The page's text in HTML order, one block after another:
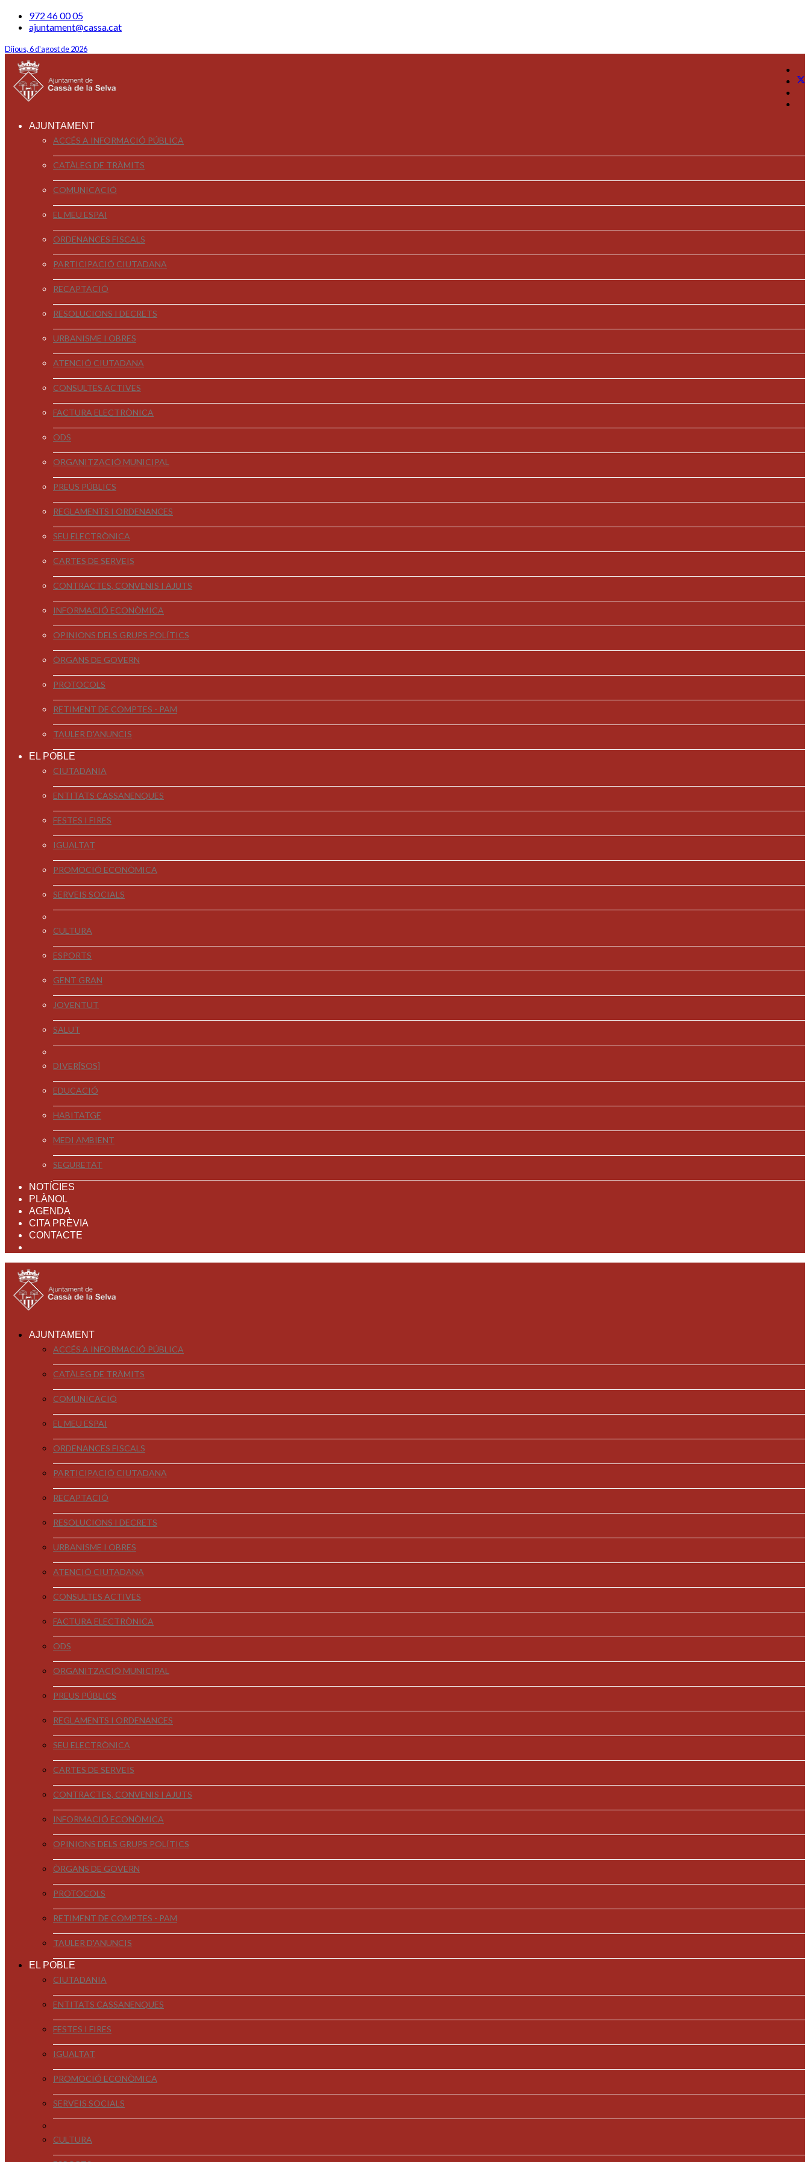
972 46 00 05
ajuntament@cassa.cat
Dijous, 6 d'agost de 2026
AJUNTAMENT
ACCÉS A INFORMACIÓ PÚBLICA
CATÀLEG DE TRÀMITS
COMUNICACIÓ
EL MEU ESPAI
ORDENANCES FISCALS
PARTICIPACIÓ CIUTADANA
RECAPTACIÓ
RESOLUCIONS I DECRETS
URBANISME I OBRES
ATENCIÓ CIUTADANA
CONSULTES ACTIVES
FACTURA ELECTRÒNICA
ODS
ORGANITZACIÓ MUNICIPAL
PREUS PÚBLICS
REGLAMENTS I ORDENANCES
SEU ELECTRÒNICA
CARTES DE SERVEIS
CONTRACTES, CONVENIS I AJUTS
INFORMACIÓ ECONÒMICA
OPINIONS DELS GRUPS POLÍTICS
ÒRGANS DE GOVERN
PROTOCOLS
RETIMENT DE COMPTES - PAM
TAULER D'ANUNCIS
EL POBLE
CIUTADANIA
ENTITATS CASSANENQUES
FESTES I FIRES
IGUALTAT
PROMOCIÓ ECONÒMICA
SERVEIS SOCIALS
CULTURA
ESPORTS
GENT GRAN
JOVENTUT
SALUT
DIVER[SOS]
EDUCACIÓ
HABITATGE
MEDI AMBIENT
SEGURETAT
NOTÍCIES
PLÀNOL
AGENDA
CITA PRÈVIA
CONTACTE
AJUNTAMENT
ACCÉS A INFORMACIÓ PÚBLICA
CATÀLEG DE TRÀMITS
COMUNICACIÓ
EL MEU ESPAI
ORDENANCES FISCALS
PARTICIPACIÓ CIUTADANA
RECAPTACIÓ
RESOLUCIONS I DECRETS
URBANISME I OBRES
ATENCIÓ CIUTADANA
CONSULTES ACTIVES
FACTURA ELECTRÒNICA
ODS
ORGANITZACIÓ MUNICIPAL
PREUS PÚBLICS
REGLAMENTS I ORDENANCES
SEU ELECTRÒNICA
CARTES DE SERVEIS
CONTRACTES, CONVENIS I AJUTS
INFORMACIÓ ECONÒMICA
OPINIONS DELS GRUPS POLÍTICS
ÒRGANS DE GOVERN
PROTOCOLS
RETIMENT DE COMPTES - PAM
TAULER D'ANUNCIS
EL POBLE
CIUTADANIA
ENTITATS CASSANENQUES
FESTES I FIRES
IGUALTAT
PROMOCIÓ ECONÒMICA
SERVEIS SOCIALS
CULTURA